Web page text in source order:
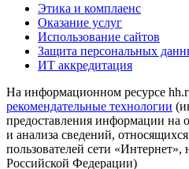
Этика и комплаенс
Оказание услуг
Использование сайтов
Защита персональных
ИТ аккредитация
На информационном ресурсе
рекомендательные технологии
предоставления информации на
и анализа сведений,
пользователей сети
Российской Федерации)